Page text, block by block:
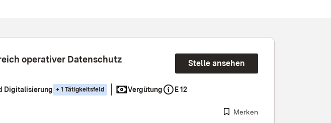
operativer Datenschutz Stelle ansehen
Digitalisierung + 1 Tätigkeitsfeld Vergütung E 12
Merken